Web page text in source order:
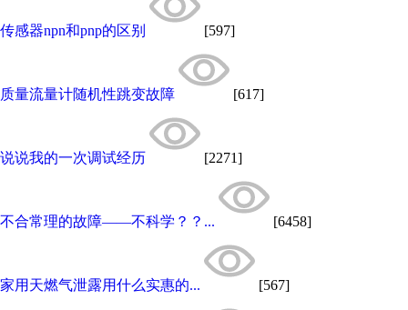
传感器npn和pnp的区别 [597]
质量流量计随机性跳变故障 [617]
说说我的一次调试经历 [2271]
不合常理的故障——不科学？？... [6458]
家用天燃气泄露用什么实惠的... [567]